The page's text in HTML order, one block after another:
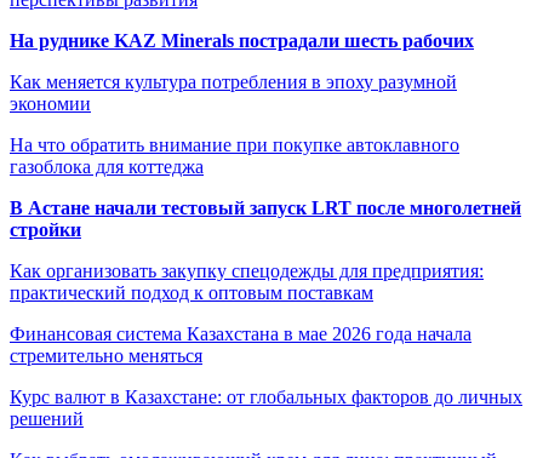
На руднике KAZ Minerals пострадали шесть рабочих
Как меняется культура потребления в эпоху разумной
экономии
На что обратить внимание при покупке автоклавного
газоблока для коттеджа
В Астане начали тестовый запуск LRT после многолетней
стройки
Как организовать закупку спецодежды для предприятия:
практический подход к оптовым поставкам
Финансовая система Казахстана в мае 2026 года начала
стремительно меняться
Курс валют в Казахстане: от глобальных факторов до личных
решений